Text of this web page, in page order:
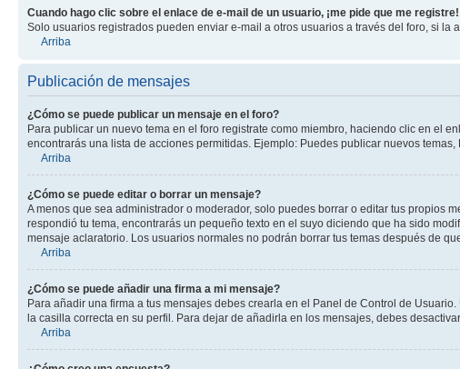
Cuando hago clic sobre el enlace de e-mail de un usuario, ¡me pide que me registre!
Solo usuarios registrados pueden enviar e-mail a otros usuarios a través del foro, si
Arriba
Publicación de mensajes
¿Cómo se puede publicar un mensaje en el foro?
Para publicar un nuevo tema en el foro registrate como miembro, haciendo clic en el
encontrarás una lista de acciones permitidas. Ejemplo: Puedes publicar nuevos temas,
Arriba
¿Cómo se puede editar o borrar un mensaje?
A menos que sea administrador o moderador, solo puedes borrar o editar tus propios
respondió tu tema, encontrarás un pequeño texto en el suyo diciendo que ha sido
mensaje aclaratorio. Los usuarios normales no podrán borrar tus temas después de
Arriba
¿Cómo se puede añadir una firma a mi mensaje?
Para añadir una firma a tus mensajes debes crearla en el Panel de Control de
la casilla correcta en su perfil. Para dejar de añadirla en los mensajes, debes
Arriba